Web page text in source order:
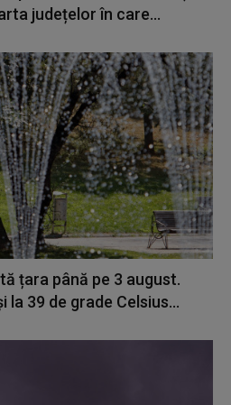
județelor în care...
țara până pe 3 august.
la 39 de grade Celsius...